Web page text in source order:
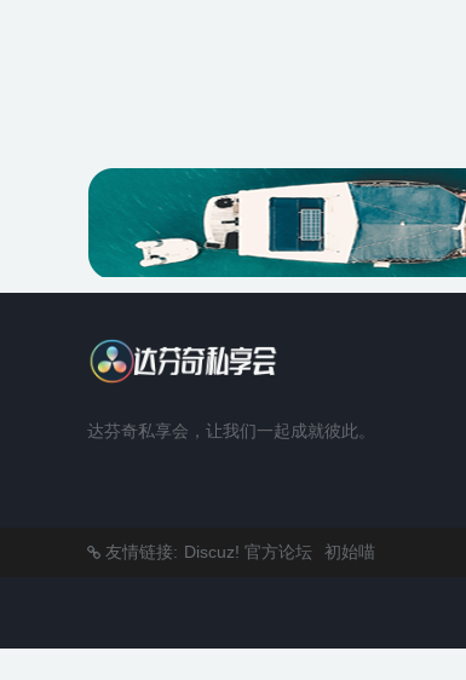
达芬奇私享会，让我们一起成就彼此。
友情链接: Discuz! 官方论坛 初始喵